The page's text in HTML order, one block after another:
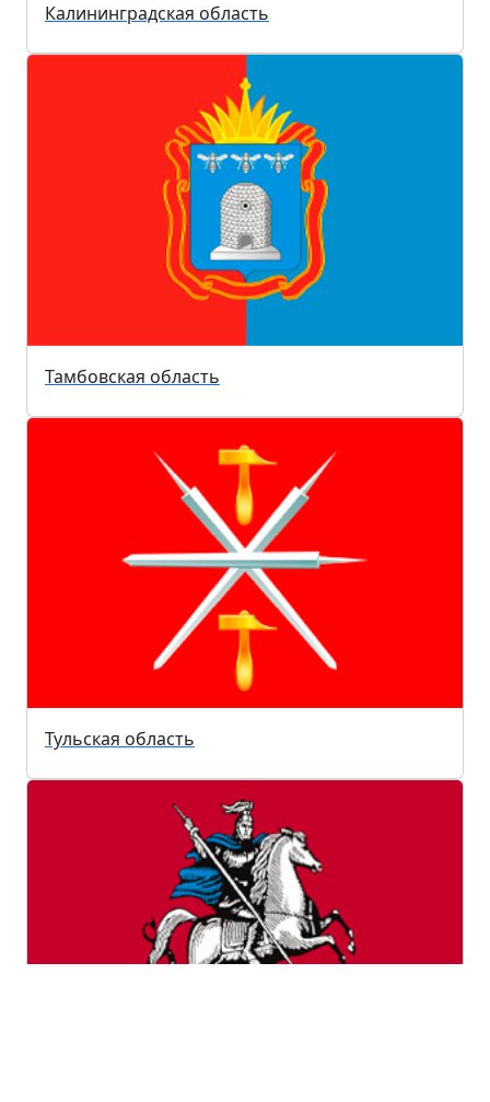
Калининградская область
Тамбовская область
Тульская область